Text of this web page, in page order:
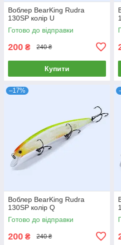
Воблер BearKing Rudra
130SP колір U
Готово до відправки
200 ₴ 240 ₴
Купити
–17%
Воблер BearKing Rudra
130SP колір Q
Готово до відправки
200 ₴ 240 ₴